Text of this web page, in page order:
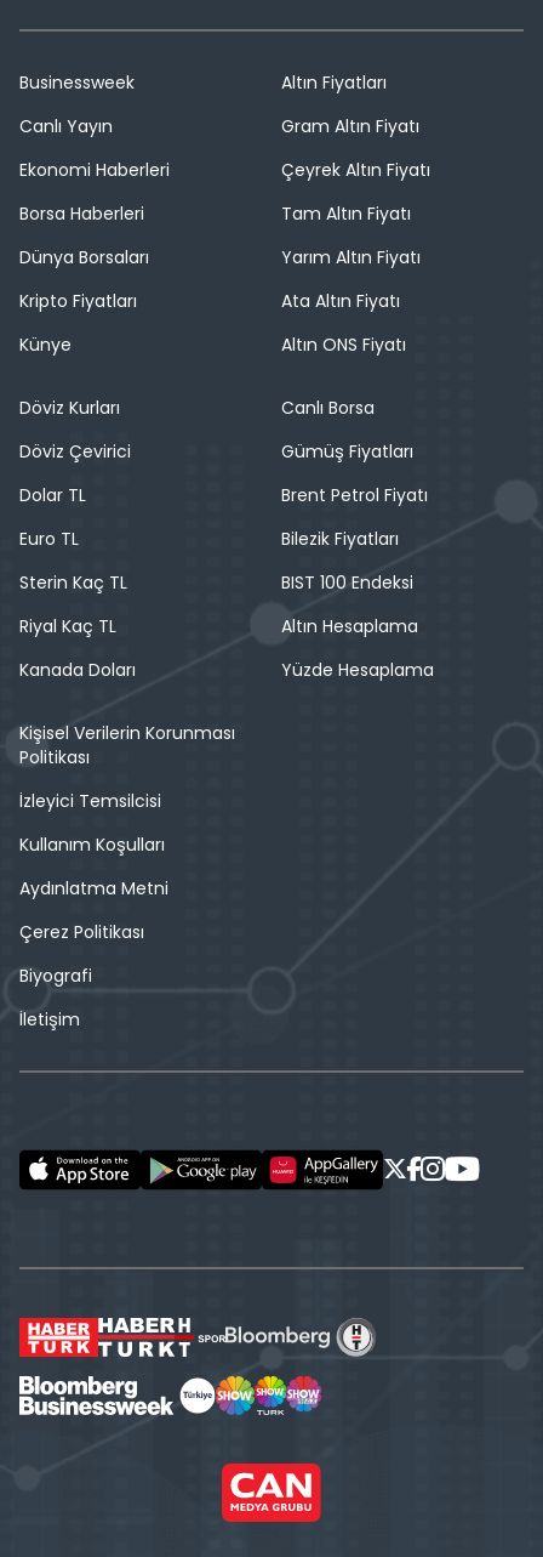
Businessweek
Canlı Yayın
Ekonomi Haberleri
Borsa Haberleri
Dünya Borsaları
Kripto Fiyatları
Künye
Altın Fiyatları
Gram Altın Fiyatı
Çeyrek Altın Fiyatı
Tam Altın Fiyatı
Yarım Altın Fiyatı
Ata Altın Fiyatı
Altın ONS Fiyatı
Döviz Kurları
Döviz Çevirici
Dolar TL
Euro TL
Sterin Kaç TL
Riyal Kaç TL
Kanada Doları
Canlı Borsa
Gümüş Fiyatları
Brent Petrol Fiyatı
Bilezik Fiyatları
BIST 100 Endeksi
Altın Hesaplama
Yüzde Hesaplama
Kişisel Verilerin Korunması
Politikası
İzleyici Temsilcisi
Kullanım Koşulları
Aydınlatma Metni
Çerez Politikası
Biyografi
İletişim